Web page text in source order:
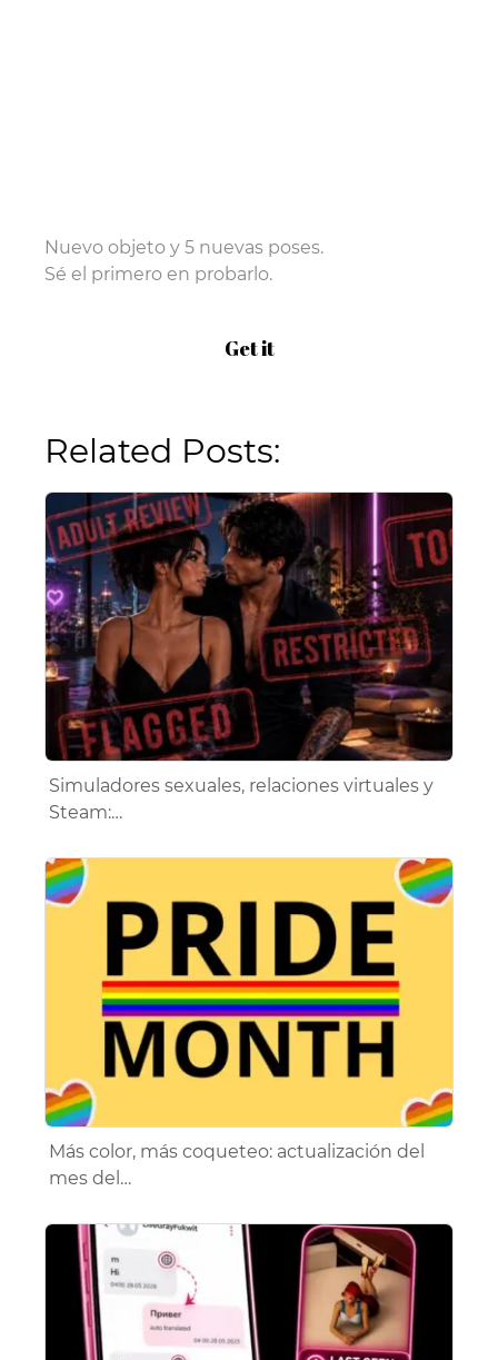
Nuevo objeto y 5 nuevas poses.
Sé el primero en probarlo.
Get it
Related Posts:
Simuladores sexuales, relaciones virtuales y
Steam:…
Más color, más coqueteo: actualización del
mes del…